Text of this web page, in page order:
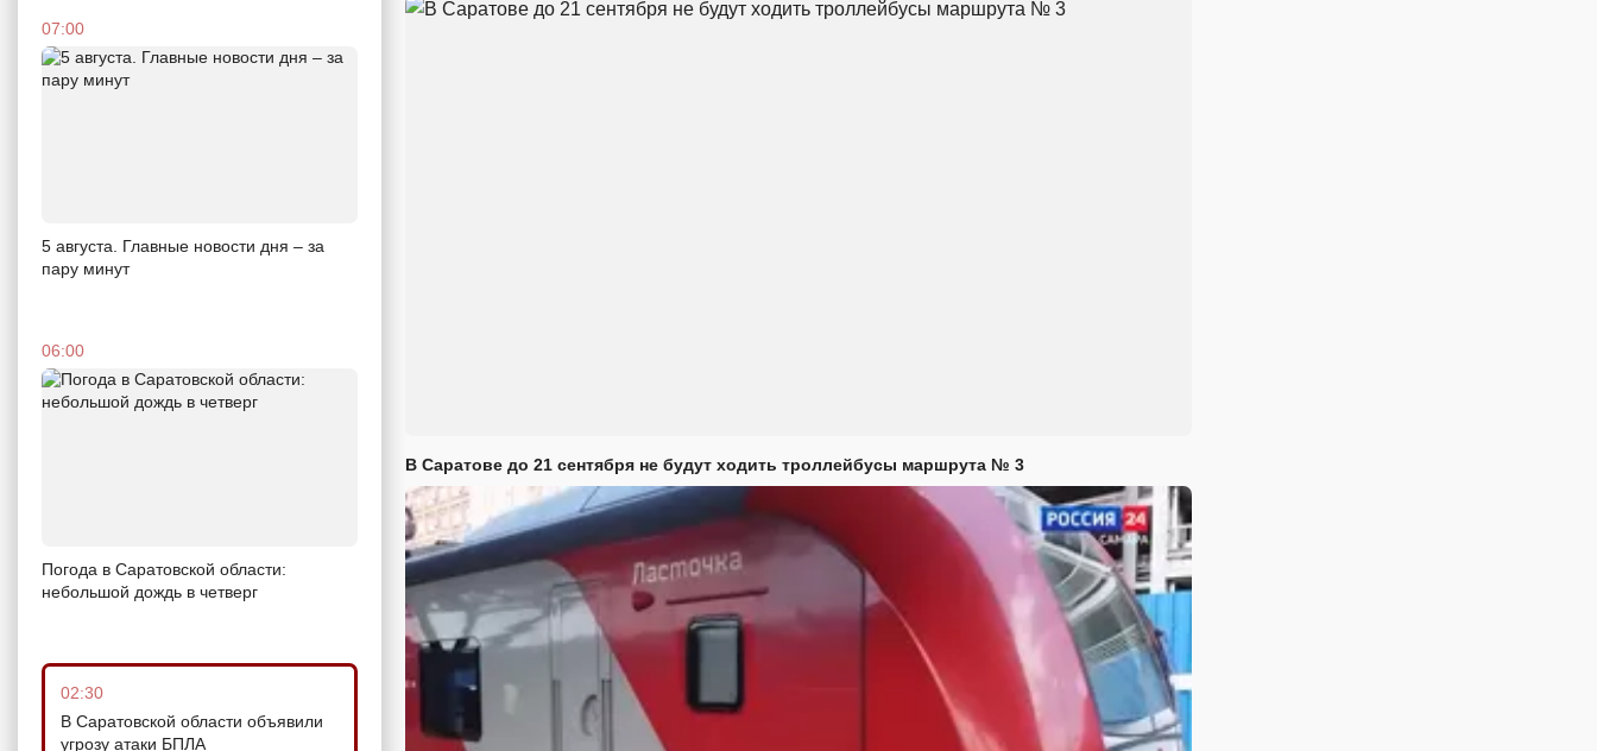
07:00
5 августа. Главные новости дня – за
пару минут
06:00
Погода в Саратовской области:
небольшой дождь в четверг
02:30
В Саратовской области объявили
угрозу атаки БПЛА
В Саратове до 21 сентября не будут ходить троллейбусы маршрута № 3